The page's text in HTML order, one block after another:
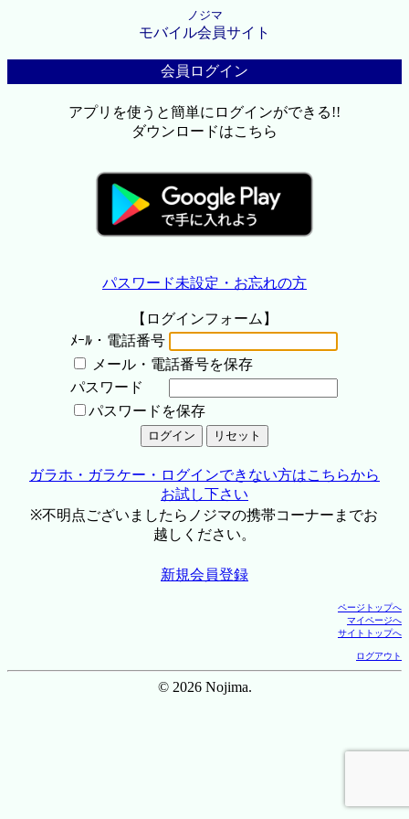
ノジマ
モバイル会員サイト
会員ログイン
アプリを使うと簡単にログインができる!!
ダウンロードはこちら
パスワード未設定・お忘れの方
【ログインフォーム】
ﾒｰﾙ・電話番号
メール・電話番号を保存
パスワード
パスワードを保存
ガラホ・ガラケー・ログインできない方はこちらから
お試し下さい
※不明点ございましたらノジマの携帯コーナーまでお
越しください。
新規会員登録
ページトップへ
マイページへ
サイトトップへ
ログアウト
© 2026 Nojima.